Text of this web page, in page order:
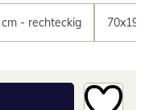
- rechteckig